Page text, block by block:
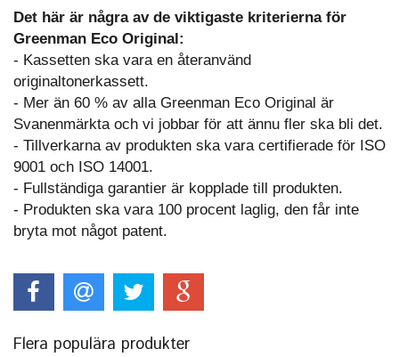
Det här är några av de viktigaste kriterierna för
Greenman Eco Original:
- Kassetten ska vara en återanvänd
originaltonerkassett.
- Mer än 60 % av alla Greenman Eco Original är
Svanenmärkta och vi jobbar för att ännu fler ska bli det.
- Tillverkarna av produkten ska vara certifierade för ISO
9001 och ISO 14001.
- Fullständiga garantier är kopplade till produkten.
- Produkten ska vara 100 procent laglig, den får inte
bryta mot något patent.
Flera populära produkter